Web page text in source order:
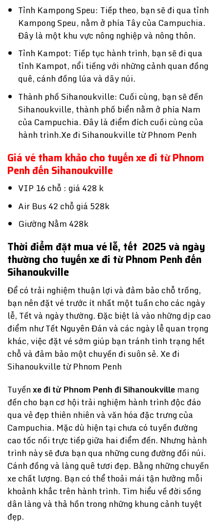
Tỉnh Kampong Speu: Tiếp theo, bạn sẽ đi qua tỉnh
Kampong Speu, nằm ở phía Tây của Campuchia.
Đây là một khu vực nông nghiệp và nông thôn.
Tỉnh Kampot: Tiếp tục hành trình, bạn sẽ đi qua
tỉnh Kampot, nổi tiếng với những cảnh quan đồng
quê, cánh đồng lúa và dãy núi.
Thành phố Sihanoukville: Cuối cùng, bạn sẽ đến
Sihanoukville, thành phố biển nằm ở phía Nam
của Campuchia. Đây là điểm đích cuối cùng của
hành trình.Xe đi Sihanoukville từ Phnom Penh
Giá vé tham khảo cho tuyến xe đi từ Phnom
Penh đến Sihanoukville
VIP 16 chỗ : giá 428 k
Air Bus 42 chỗ giá 528k
Giường Nằm 428k
Thời điểm đặt mua vé lễ, tết 2025 và ngày
thường cho tuyếnxe đi từ Phnom Penh đến
Sihanoukville
Để có trải nghiệm thuận lợi và đảm bảo chỗ trống,
bạn nên đặt vé trước ít nhất một tuần cho các ngày
lễ, Tết và ngày thường. Đặc biệt là vào những dịp cao
điểm như Tết Nguyên Đán và các ngày lễ quan trọng
khác, việc đặt vé sớm giúp bạn tránh tình trạng hết
chỗ và đảm bảo một chuyến đi suôn sẻ. Xe đi
Sihanoukville từ Phnom Penh
Tuyếnxe đi từ Phnom Penh đi Sihanoukville mang
đến cho bạn cơ hội trải nghiệm hành trình độc đáo
qua vẻ đẹp thiên nhiên và văn hóa đặc trưng của
Campuchia. Mặc dù hiện tại chưa có tuyến đường
cao tốc nối trực tiếp giữa hai điểm đến. Nhưng hành
trình này sẽ đưa bạn qua những cung đường đồi núi.
Cánh đồng và làng quê tươi đẹp. Bằng những chuyến
xe chất lượng. Bạn có thể thoải mái tận hưởng mỗi
khoảnh khắc trên hành trình. Tìm hiểu về đời sống
dân làng và thả hồn trong những khung cảnh tuyệt
đẹp.